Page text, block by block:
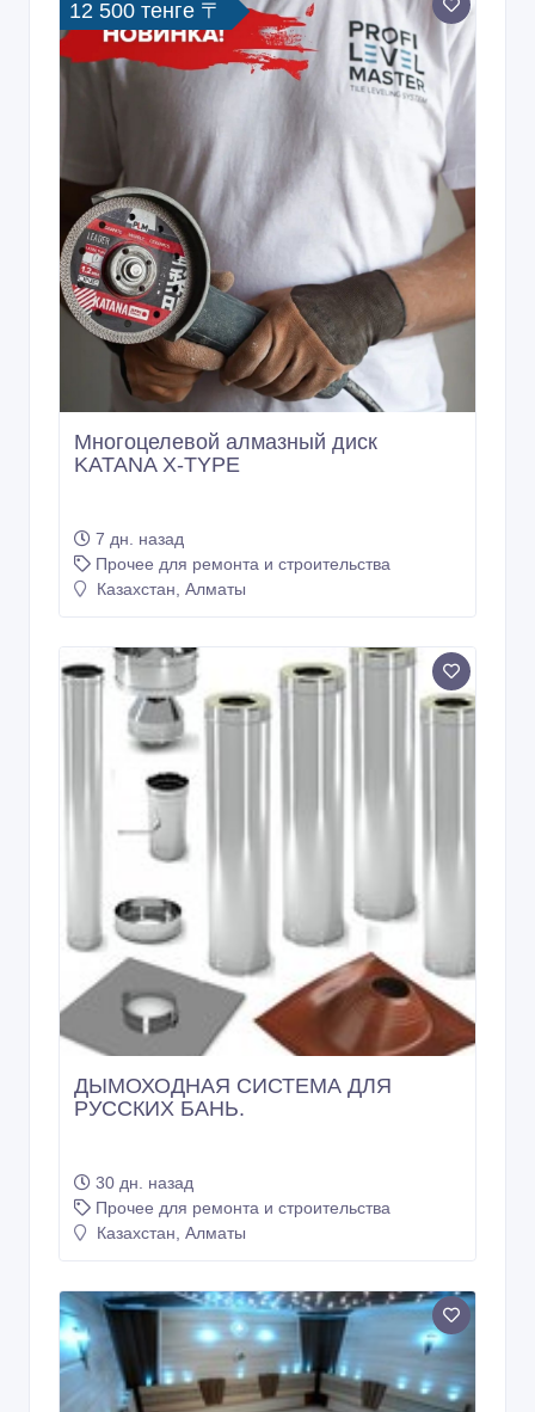
12 500 тенге 〒
Многоцелевой алмазный диск
KATANA X-TYPE
7 дн. назад
Прочее для ремонта и строительства
Казахстан, Алматы
ДЫМОХОДНАЯ СИСТЕМА ДЛЯ
РУССКИХ БАНЬ.
30 дн. назад
Прочее для ремонта и строительства
Казахстан, Алматы